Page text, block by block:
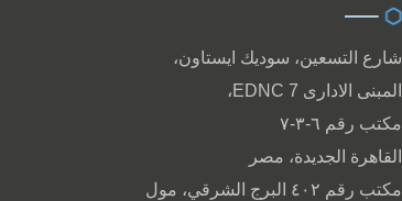
شارع التسعين، سوديك ايستاون،
المبنى الادارى EDNC 7،
مكتب رقم ٦-٣-٧
القاهرة الجديدة، مصر
مكتب رقم ٤٠٢ البرج الشرقي، مول